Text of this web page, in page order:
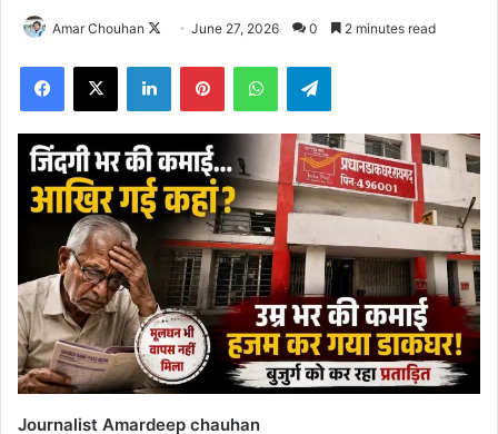
Amar Chouhan
FollowJune 27, 2026 0 2 minutes read
Facebook
X LinkedInPinterestWhatsAppTelegram
Journalist Amardeep chauhan